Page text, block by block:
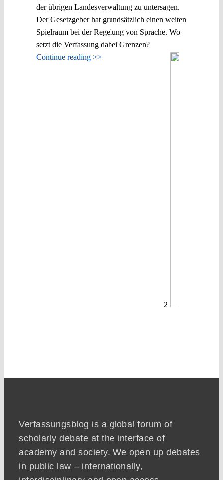
der übrigen Landesverwaltung zu untersagen.
Der Gesetzgeber hat grundsätzlich einen weiten
Spielraum bei der Regelung von Sprache. Wo
setzt die Verfassung dabei Grenzen?
Continue reading >>
2
Verfassungsblog is a global forum of
scholarly debate at the interface of
academy and society. We open up debates
in public law – internationally,